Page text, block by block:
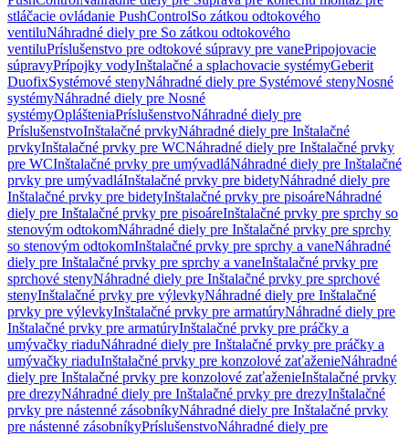
stláčacie ovládanie PushControlSo zátkou odtokového
ventiluNáhradné diely pre So zátkou odtokového
ventiluPríslušenstvo pre odtokové súpravy pre vanePripojovacie
súpravyPrípojky vodyInštalačné a splachovacie systémyGeberit
DuofixSystémové stenyNáhradné diely pre Systémové stenyNosné
systémyNáhradné diely pre Nosné
systémyOplášteniaPríslušenstvoNáhradné diely pre
PríslušenstvoInštalačné prvkyNáhradné diely pre Inštalačné
prvkyInštalačné prvky pre WCNáhradné diely pre Inštalačné prvky
pre WCInštalačné prvky pre umývadláNáhradné diely pre Inštalačné
prvky pre umývadláInštalačné prvky pre bidetyNáhradné diely pre
Inštalačné prvky pre bidetyInštalačné prvky pre pisoáreNáhradné
diely pre Inštalačné prvky pre pisoáreInštalačné prvky pre sprchy so
stenovým odtokomNáhradné diely pre Inštalačné prvky pre sprchy
so stenovým odtokomInštalačné prvky pre sprchy a vaneNáhradné
diely pre Inštalačné prvky pre sprchy a vaneInštalačné prvky pre
sprchové stenyNáhradné diely pre Inštalačné prvky pre sprchové
stenyInštalačné prvky pre výlevkyNáhradné diely pre Inštalačné
prvky pre výlevkyInštalačné prvky pre armatúryNáhradné diely pre
Inštalačné prvky pre armatúryInštalačné prvky pre práčky a
umývačky riaduNáhradné diely pre Inštalačné prvky pre práčky a
umývačky riaduInštalačné prvky pre konzolové zaťaženieNáhradné
diely pre Inštalačné prvky pre konzolové zaťaženieInštalačné prvky
pre drezyNáhradné diely pre Inštalačné prvky pre drezyInštalačné
prvky pre nástenné zásobníkyNáhradné diely pre Inštalačné prvky
pre nástenné zásobníkyPríslušenstvoNáhradné diely pre